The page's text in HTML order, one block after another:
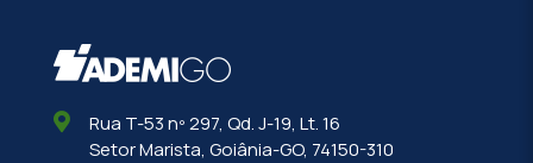
Rua T-53 nº 297, Qd. J-19, Lt. 16
Setor Marista, Goiânia-GO, 74150-310